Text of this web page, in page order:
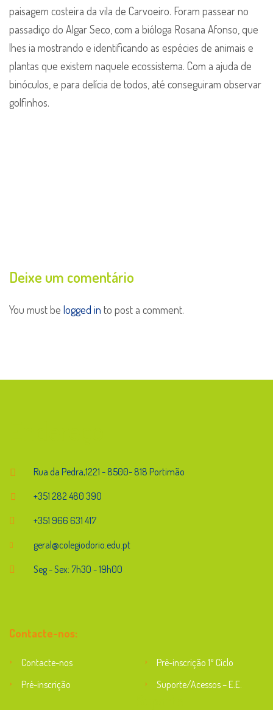
paisagem costeira da vila de Carvoeiro. Foram passear no
passadiço do Algar Seco, com a bióloga Rosana Afonso, que
lhes ia mostrando e identificando as espécies de animais e
plantas que existem naquele ecossistema. Com a ajuda de
binóculos, e para delícia de todos, até conseguiram observar
golfinhos.
Deixe um comentário
You must be logged in to post a comment.
Rua da Pedra,1221 - 8500- 818 Portimão
+351 282 480 390
+351 966 631 417
geral@colegiodorio.edu.pt
Seg - Sex: 7h30 - 19h00
Contacte-nos:
Contacte-nos
Pré-inscrição 1º Ciclo
Pré-inscrição
Suporte/Acessos – E.E.